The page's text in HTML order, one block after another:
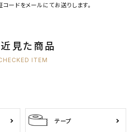
ードをメールにてお送りします。
見た商品
ITEM
テープ